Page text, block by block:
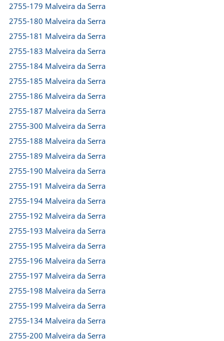
2755-179 Malveira da Serra
2755-180 Malveira da Serra
2755-181 Malveira da Serra
2755-183 Malveira da Serra
2755-184 Malveira da Serra
2755-185 Malveira da Serra
2755-186 Malveira da Serra
2755-187 Malveira da Serra
2755-300 Malveira da Serra
2755-188 Malveira da Serra
2755-189 Malveira da Serra
2755-190 Malveira da Serra
2755-191 Malveira da Serra
2755-194 Malveira da Serra
2755-192 Malveira da Serra
2755-193 Malveira da Serra
2755-195 Malveira da Serra
2755-196 Malveira da Serra
2755-197 Malveira da Serra
2755-198 Malveira da Serra
2755-199 Malveira da Serra
2755-134 Malveira da Serra
2755-200 Malveira da Serra